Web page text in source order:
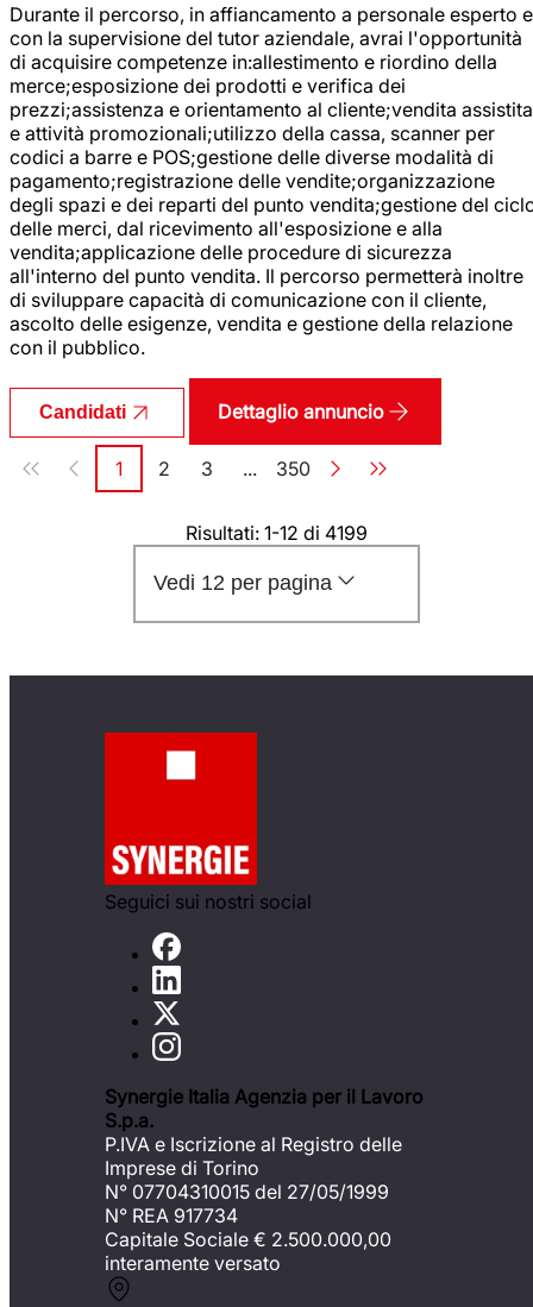
Durante il percorso, in affiancamento a personale esperto e
con la supervisione del tutor aziendale, avrai l'opportunità
di acquisire competenze in:allestimento e riordino della
merce;esposizione dei prodotti e verifica dei
prezzi;assistenza e orientamento al cliente;vendita assistita
e attività promozionali;utilizzo della cassa, scanner per
codici a barre e POS;gestione delle diverse modalità di
pagamento;registrazione delle vendite;organizzazione
degli spazi e dei reparti del punto vendita;gestione del
delle merci, dal ricevimento all'esposizione e alla
vendita;applicazione delle procedure di sicurezza
all'interno del punto vendita. Il percorso permetterà inoltre
di sviluppare capacità di comunicazione con il cliente,
ascolto delle esigenze, vendita e gestione della relazione
con il pubblico.
Candidati Dettaglio annuncio
Paginazione
Pagina
1 Pagina
2 Pagina
3 ... Pagina
350
Risultati: 1-12 di 4199
Vedi 12 per pagina
Seguici sui nostri social
Synergie Italia Agenzia per il Lavoro
S.p.a.
P.IVA e Iscrizione al Registro delle
Imprese di Torino
N° 07704310015 del 27/05/1999
N° REA 917734
Capitale Sociale € 2.500.000,00
interamente versato